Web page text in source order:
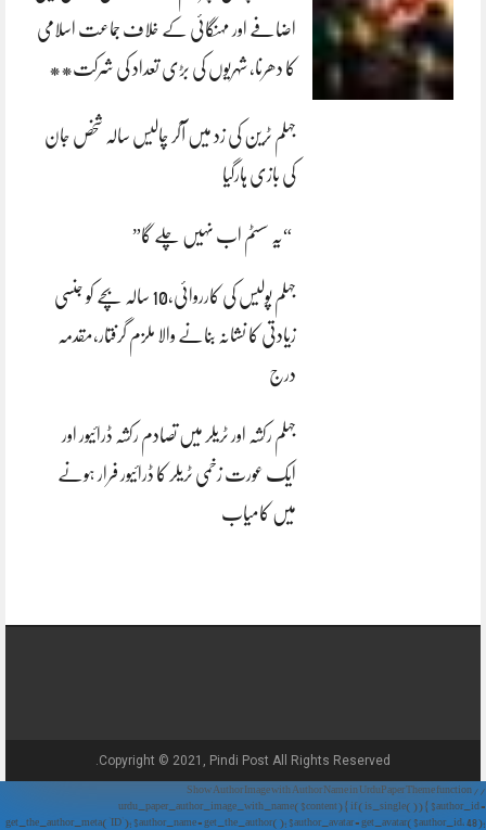
اضافے اور مہنگائی کے خلاف جماعت اسلامی
کا دھرنا، شہریوں کی بڑی تعداد کی شرکت**
جہلم ٹرین کی زد میں آکر چالیس سالہ شخص جان
کی بازی ہارگیا
“یہ سسٹم اب نہیں چلے گا”
جہلم پولیس کی کارروائی،10 سالہ بچے کو جنسی
زیادتی کا نشانہ بنانے والا ملزم گرفتار،مقدمہ
درج
جہلم رکشہ اور ٹریلر میں تصادم رکشہ ڈرائیور اور
ایک عورت زخمی ٹریلر کا ڈرائیور فرار ہونے
میں کامیاب
Copyright © 2021, Pindi Post All Rights Reserved.
// Show Author Image with Author Name in UrduPaper Theme function
urdu_paper_author_image_with_name($content) { if (is_single()) { $author_id =
get_the_author_meta('ID'); $author_name = get_the_author(); $author_avatar = get_avatar($author_id, 48);